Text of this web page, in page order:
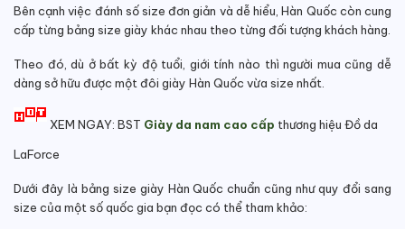
Bên cạnh việc đánh số size đơn giản và dễ hiểu, Hàn Quốc còn cung
cấp từng bảng size giày khác nhau theo từng đối tượng khách hàng.
Theo đó, dù ở bất kỳ độ tuổi, giới tính nào thì người mua cũng dễ
dàng sở hữu được một đôi giày Hàn Quốc vừa size nhất.
XEM NGAY: BST Giày da nam cao cấp thương hiệu Đồ da
LaForce
Dưới đây là bảng size giày Hàn Quốc chuẩn cũng như quy đổi sang
size của một số quốc gia bạn đọc có thể tham khảo: